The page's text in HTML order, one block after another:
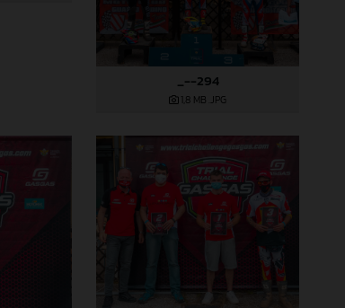
_--294
1,8 MB .JPG